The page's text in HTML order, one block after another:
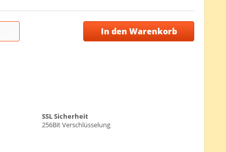
In den Warenkorb
SSL Sicherheit
256Bit Verschlüsselung